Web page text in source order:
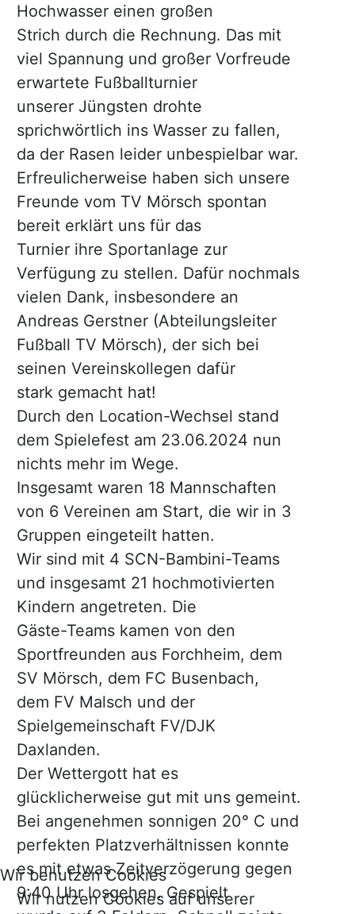
Hochwasser einen großen
Strich durch die Rechnung. Das mit
viel Spannung und großer Vorfreude
erwartete Fußballturnier
unserer Jüngsten drohte
sprichwörtlich ins Wasser zu fallen,
da der Rasen leider unbespielbar war.
Erfreulicherweise haben sich unsere
Freunde vom TV Mörsch spontan
bereit erklärt uns für das
Turnier ihre Sportanlage zur
Verfügung zu stellen. Dafür nochmals
vielen Dank, insbesondere an
Andreas Gerstner (Abteilungsleiter
Fußball TV Mörsch), der sich bei
seinen Vereinskollegen dafür
stark gemacht hat!
Durch den Location-Wechsel stand
dem Spielefest am 23.06.2024 nun
nichts mehr im Wege.
Insgesamt waren 18 Mannschaften
von 6 Vereinen am Start, die wir in 3
Gruppen eingeteilt hatten.
Wir sind mit 4 SCN-Bambini-Teams
und insgesamt 21 hochmotivierten
Kindern angetreten. Die
Gäste-Teams kamen von den
Sportfreunden aus Forchheim, dem
SV Mörsch, dem FC Busenbach,
dem FV Malsch und der
Spielgemeinschaft FV/DJK
Daxlanden.
Der Wettergott hat es
glücklicherweise gut mit uns gemeint.
Bei angenehmen sonnigen 20° C und
perfekten Platzverhältnissen konnte
es mit etwas Zeitverzögerung gegen
9:40 Uhr losgehen. Gespielt
Wir benutzen Cookies
Wir nutzen Cookies auf unserer